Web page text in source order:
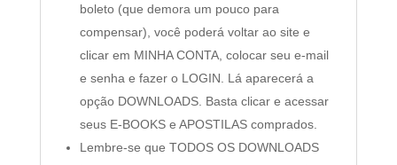
boleto (que demora um pouco para
compensar), você poderá voltar ao site e
clicar em MINHA CONTA, colocar seu e-mail
e senha e fazer o LOGIN. Lá aparecerá a
opção DOWNLOADS. Basta clicar e acessar
seus E-BOOKS e APOSTILAS comprados.
Lembre-se que TODOS OS DOWNLOADS